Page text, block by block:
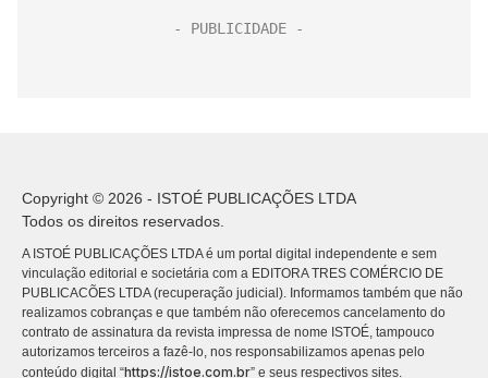
Copyright © 2026 - ISTOÉ PUBLICAÇÕES LTDA
Todos os direitos reservados.
A ISTOÉ PUBLICAÇÕES LTDA é um portal digital independente e sem
vinculação editorial e societária com a EDITORA TRES COMÉRCIO DE
PUBLICACÕES LTDA (recuperação judicial). Informamos também que não
realizamos cobranças e que também não oferecemos cancelamento do
contrato de assinatura da revista impressa de nome ISTOÉ, tampouco
autorizamos terceiros a fazê-lo, nos responsabilizamos apenas pelo
conteúdo digital “https://istoe.com.br” e seus respectivos sites.